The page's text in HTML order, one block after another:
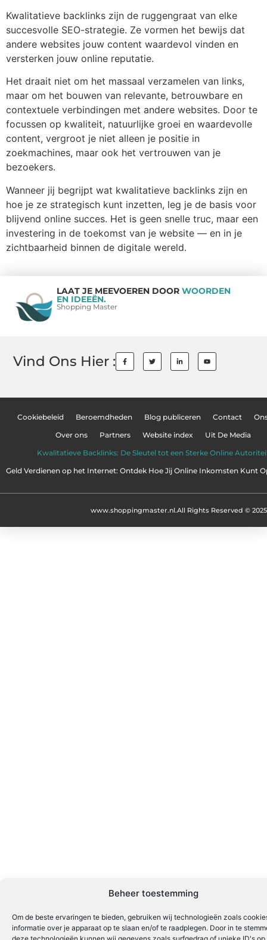
Beheer toestemming
Om de beste ervaringen te bieden, gebruiken wij technologieën zoals
informatie over je apparaat op te slaan en/of te raadplegen. Door in te
Kwalitatieve backlinks zijn de ruggengraat van elke
succesvolle SEO-strategie. Ze vormen het bewijs dat
andere websites jouw content waardevol vinden en
versterken jouw online reputatie.
Het draait niet om het massaal verzamelen van links,
maar om het bouwen van relevante, betrouwbare en
contextuele verbindingen met andere websites. Door te
focussen op kwaliteit, natuurlijke groei en waardevolle
content, vergroot je niet alleen je positie in
zoekmachines, maar ook het vertrouwen van je
bezoekers.
Wanneer jij begrijpt wat kwalitatieve backlinks zijn en
hoe je ze strategisch kunt inzetten, leg je de basis voor
blijvend online succes. Het is geen snelle truc, maar een
investering in de toekomst van je website — en in je
zichtbaarheid binnen de digitale wereld.
LAAT JE MEEVOEREN DOOR WOORDEN
EN IDEEËN.
Shopping Master
Vind Ons Hier :
Cookiebeleid Beroemdheden Blog publiceren Contact
Over ons Partners Website index Uit De Media
Kwalitatieve Backlinks: De Sleutel tot een Sterke Online
Geld Verdienen op het Internet: Ontdek Hoe Jij Online Inkomsten Kunt
All Rights Reserved © 2025
www.shoppingmaster.nl.